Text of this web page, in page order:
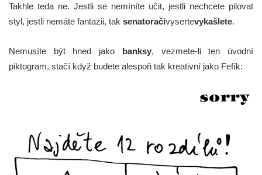
Takhle teda ne. Jestli se nemíníte učit, jestli nechcete pilovat
styl, jestli nemáte fantazii, tak senatoračivysertevykašlete.
Nemusíte být hned jako banksy, vezmete-li ten úvodní
piktogram, stačí když budete alespoň tak kreativní jako Fefík: